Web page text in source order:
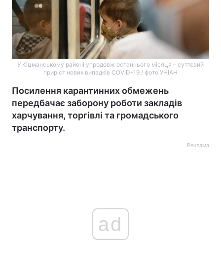
У Кіцманському районі упродовж останнього місяця – суттєвий
приріст нових випадків COVID-19 / фото УНІАН
Посилення карантинних обмежень
передбачає заборону роботи закладів
харчування, торгівлі та громадського
транспорту.
Реклама
ad